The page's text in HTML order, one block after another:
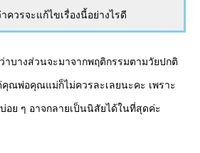
ควรจะแก้ไขเรื่องนี้อย่างไรดี
าบางส่วนจะมาจากพฤติกรรมตามวัยปกติ
คุณพ่อคุณแม่ก็ไม่ควรละเลยนะคะ เพราะ
ย ๆ อาจกลายเป็นนิสัยได้ในที่สุดค่ะ